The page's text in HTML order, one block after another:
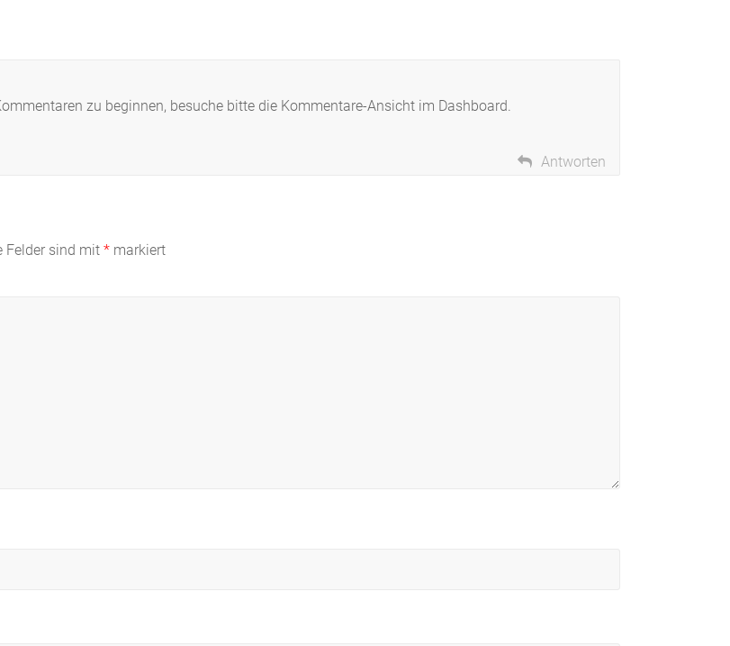
zu beginnen, besuche bitte die Kommentare-Ansicht im Dashboard.
Antworten
Felder sind mit * markiert